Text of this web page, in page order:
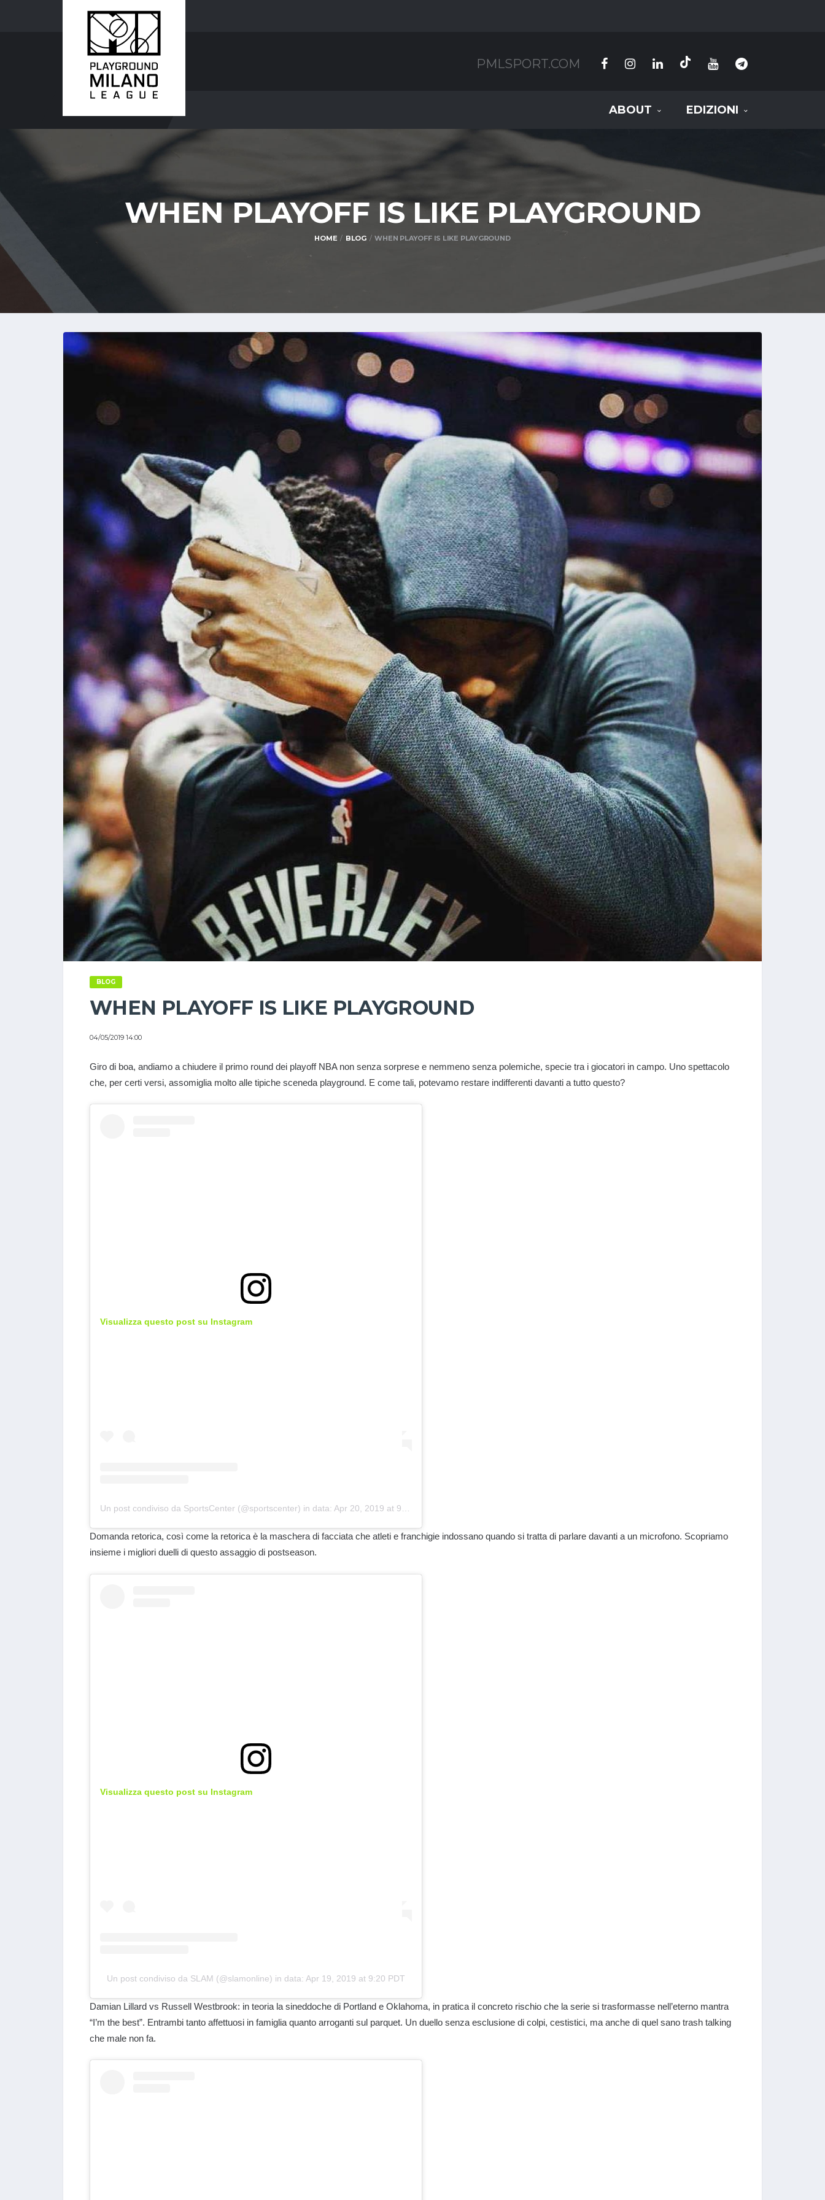
PMLSPORT.COM
ABOUT EDIZIONI
WHEN PLAYOFF IS LIKE PLAYGROUND
HOME BLOG WHEN PLAYOFF IS LIKE PLAYGROUND
BLOG
WHEN PLAYOFF IS LIKE PLAYGROUND
04/05/2019 14:00
Giro di boa, andiamo a chiudere il primo round dei playoff NBA non senza sorprese e nemmeno senza polemiche, specie tra i giocatori in campo. Uno spettacolo
che, per certi versi, assomiglia molto alle tipiche sceneda playground. E come tali, potevamo restare indifferenti davanti a tutto questo?
Visualizza questo post su Instagram
Un post condiviso da SportsCenter (@sportscenter) in data: Apr 20, 2019 at 9:51 PDT
Domanda retorica, così come la retorica è la maschera di facciata che atleti e franchigie indossano quando si tratta di parlare davanti a un microfono. Scopriamo
insieme i migliori duelli di questo assaggio di postseason.
Visualizza questo post su Instagram
Un post condiviso da SLAM (@slamonline) in data: Apr 19, 2019 at 9:20 PDT
Damian Lillard vs Russell Westbrook: in teoria la sineddoche di Portland e Oklahoma, in pratica il concreto rischio che la serie si trasformasse nell’eterno mantra
“I’m the best”. Entrambi tanto affettuosi in famiglia quanto arroganti sul parquet. Un duello senza esclusione di colpi, cestistici, ma anche di quel sano trash talking
che male non fa.